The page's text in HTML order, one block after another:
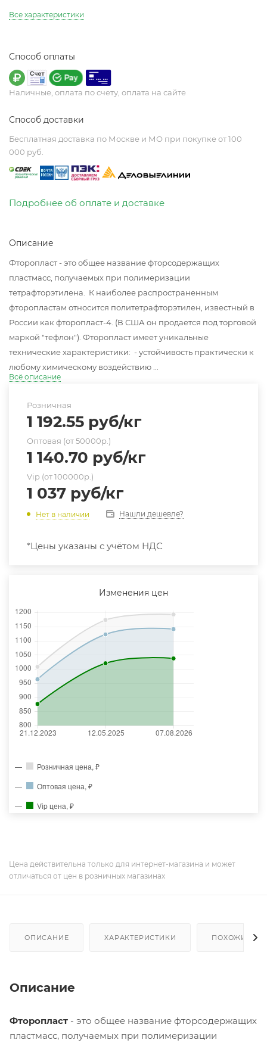
Все характеристики
Способ оплаты
Наличные, оплата по счету, оплата на сайте
Способ доставки
Бесплатная доставка по Москве и МО при покупке от 100
000 руб.
Подробнее об оплате и доставке
Описание
Фторопласт - это общее название фторсодержащих
пластмасс, получаемых при полимеризации
тетрафторэтилена. К наиболее распространенным
фторопластам относится политетрафторэтилен, известный в
России как фторопласт-4. (В США он продается под торговой
маркой "тефлон"). Фторопласт имеет уникальные
технические характеристики: - устойчивость практически к
любому химическому воздействию ...
Всё описание
Розничная
1 192.55 руб/кг
Оптовая (от 50000р.)
1 140.70 руб/кг
Vip (от 100000р.)
1 037 руб/кг
Нет в наличии Нашли дешевле?
*Цены указаны с учётом НДС
Изменения цен
Розничная цена, ₽
Оптовая цена, ₽
Vip цена, ₽
Цена действительна только для интернет-магазина и может
отличаться от цен в розничных магазинах
ОПИСАНИЕ ХАРАКТЕРИСТИКИ ПОХОЖИЕ
Описание
Фторопласт - это общее название фторсодержащих
пластмасс, получаемых при полимеризации